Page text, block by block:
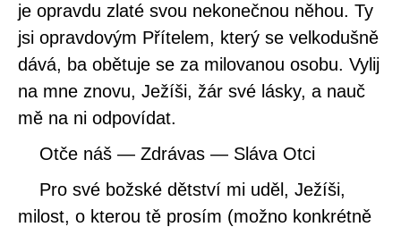
je opravdu zlaté svou nekonečnou něhou. Ty
jsi opravdovým Přítelem, který se velkodušně
dává, ba obětuje se za milovanou osobu. Vylij
na mne znovu, Ježíši, žár své lásky, a nauč
mě na ni odpovídat.
Otče náš — Zdrávas — Sláva Otci
Pro své božské dětství mi uděl, Ježíši,
milost, o kterou tě prosím (možno konkrétně